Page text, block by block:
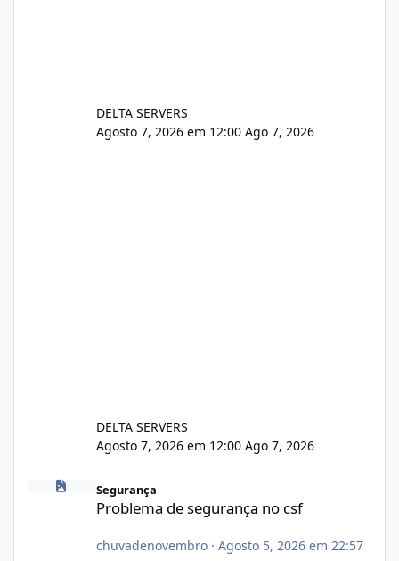
DELTA SERVERS
Agosto 7, 2026 em 12:00 Ago 7, 2026
DELTA SERVERS
Agosto 7, 2026 em 12:00 Ago 7, 2026
Problema de segurança no csf
Segurança
Problema de segurança no csf
chuvadenovembro· Agosto 5, 2026 em 22:57